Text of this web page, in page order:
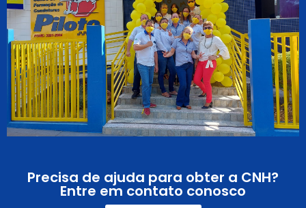
Precisa de ajuda para obter a CNH?
Entre em contato conosco